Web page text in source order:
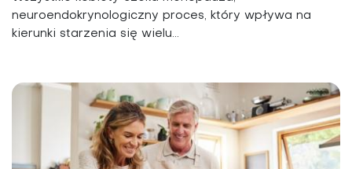
neuroendokrynologiczny proces, który wpływa na
kierunki starzenia się wielu...